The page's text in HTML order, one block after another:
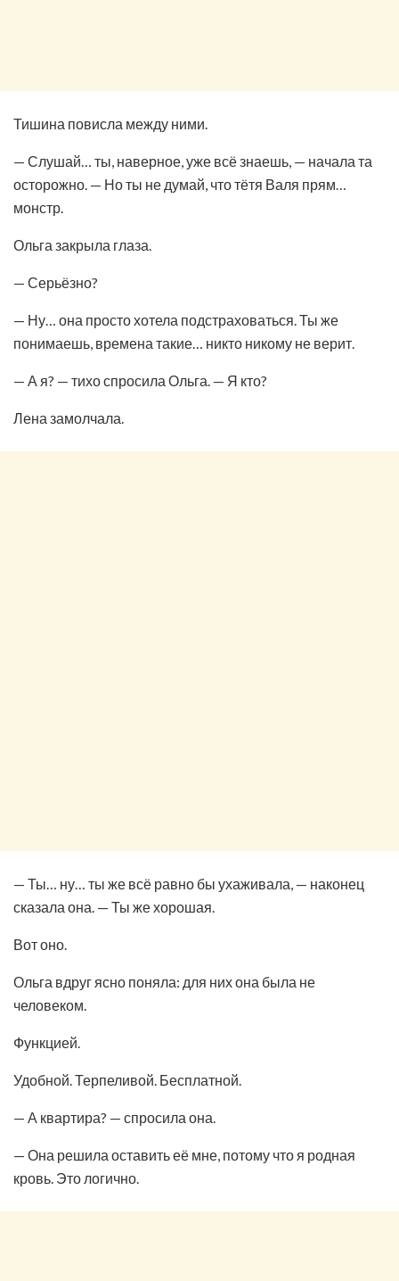
Тишина повисла между ними.
— Слушай… ты, наверное, уже всё знаешь, — начала та
осторожно. — Но ты не думай, что тётя Валя прям…
монстр.
Ольга закрыла глаза.
— Серьёзно?
— Ну… она просто хотела подстраховаться. Ты же
понимаешь, времена такие… никто никому не верит.
— А я? — тихо спросила Ольга. — Я кто?
Лена замолчала.
— Ты… ну… ты же всё равно бы ухаживала, — наконец
сказала она. — Ты же хорошая.
Вот оно.
Ольга вдруг ясно поняла: для них она была не
человеком.
Функцией.
Удобной. Терпеливой. Бесплатной.
— А квартира? — спросила она.
— Она решила оставить её мне, потому что я родная
кровь. Это логично.